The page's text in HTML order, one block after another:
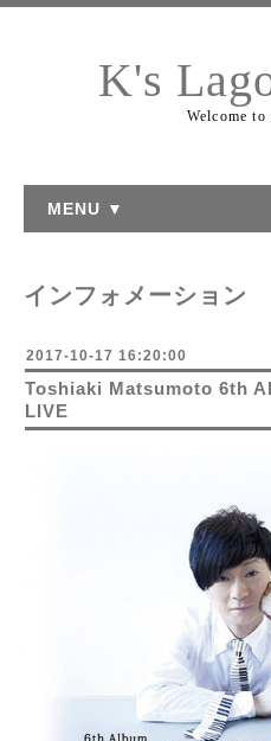
K's
Welcome
MENU ▼
インフォメーション
2017-10-17 16:20:00
Toshiaki Matsumoto 6th
LIVE